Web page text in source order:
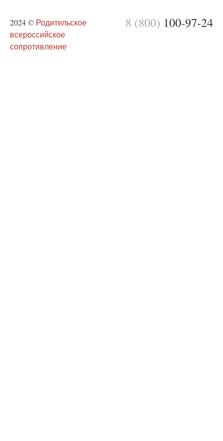
8 (800) 100-97-24
2024 © Родительское
всероссийское
сопротивление